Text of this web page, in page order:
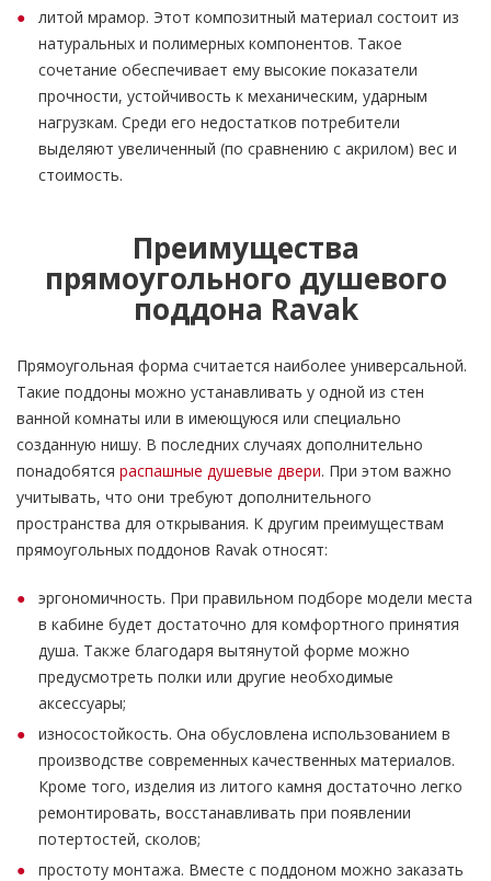
литой мрамор. Этот композитный материал состоит из
натуральных и полимерных компонентов. Такое
сочетание обеспечивает ему высокие показатели
прочности, устойчивость к механическим, ударным
нагрузкам. Среди его недостатков потребители
выделяют увеличенный (по сравнению с акрилом) вес и
стоимость.
Преимущества
прямоугольного душевого
поддона Ravak
Прямоугольная форма считается наиболее универсальной.
Такие поддоны можно устанавливать у одной из стен
ванной комнаты или в имеющуюся или специально
созданную нишу. В последних случаях дополнительно
понадобятся распашные душевые двери. При этом важно
учитывать, что они требуют дополнительного
пространства для открывания. К другим преимуществам
прямоугольных поддонов Ravak относят:
эргономичность. При правильном подборе модели места
в кабине будет достаточно для комфортного принятия
душа. Также благодаря вытянутой форме можно
предусмотреть полки или другие необходимые
аксессуары;
износостойкость. Она обусловлена использованием в
производстве современных качественных материалов.
Кроме того, изделия из литого камня достаточно легко
ремонтировать, восстанавливать при появлении
потертостей, сколов;
простоту монтажа. Вместе с поддоном можно заказать